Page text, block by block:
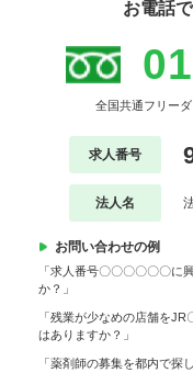
お電話
全国共通フリー
求人番号
法人名
お問い合わせの例
「求人番号〇〇〇〇〇〇に
か？」
「残業が少なめの店舗を
はありますか？」
「薬剤師の募集を都内で探